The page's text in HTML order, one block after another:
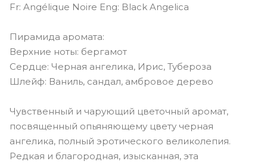
Fr: Angélique Noire Eng: Black Angelica
Пирамида аромата:
Верхние ноты: бергамот
Сердце: Черная ангелика, Ирис, Тубероза
Шлейф: Ваниль, сандал, амбровое дерево
Чувственный и чарующий цветочный аромат,
посвященный опьяняющему цвету черная
ангелика, полный эротического великолепия.
Редкая и благородная, изысканная, эта